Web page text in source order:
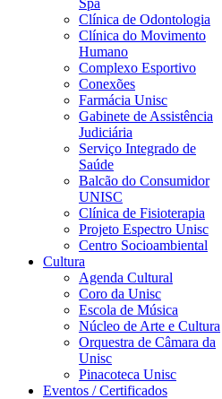
Spa
Clínica de Odontologia
Clínica do Movimento
Humano
Complexo Esportivo
Conexões
Farmácia Unisc
Gabinete de Assistência
Judiciária
Serviço Integrado de
Saúde
Balcão do Consumidor
UNISC
Clínica de Fisioterapia
Projeto Espectro Unisc
Centro Socioambiental
Cultura
Agenda Cultural
Coro da Unisc
Escola de Música
Núcleo de Arte e Cultura
Orquestra de Câmara da
Unisc
Pinacoteca Unisc
Eventos / Certificados